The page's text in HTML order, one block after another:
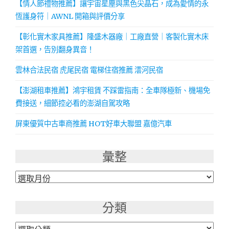
【情人節禮物推薦】讓宇宙星塵與黑色尖晶石，成為愛情的永
恆護身符｜AWNL 開箱與評價分享
【彰化實木家具推薦】隆盛木器廠｜工廠直營｜客製化實木床
架首選，告別翻身異音！
雲林合法民宿 虎尾民宿 電梯住宿推薦 澐河民宿
【澎湖租車推薦】鴻宇租賃 不踩雷指南：全車隊極新、機場免
費接送，細節控必看的澎湖自駕攻略
屏東優質中古車商推薦 HOT好車大聯盟 嘉億汽車
彙整
彙
分類